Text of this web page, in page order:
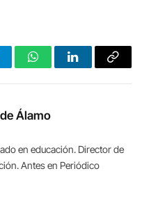
WhatsAppLinkedInCopy
Álamo
en educación. Director de
Antes en Periódico